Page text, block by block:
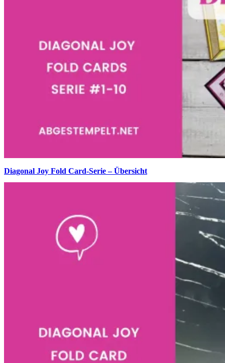
Diagonal Joy Fold Card-Serie – Übersicht